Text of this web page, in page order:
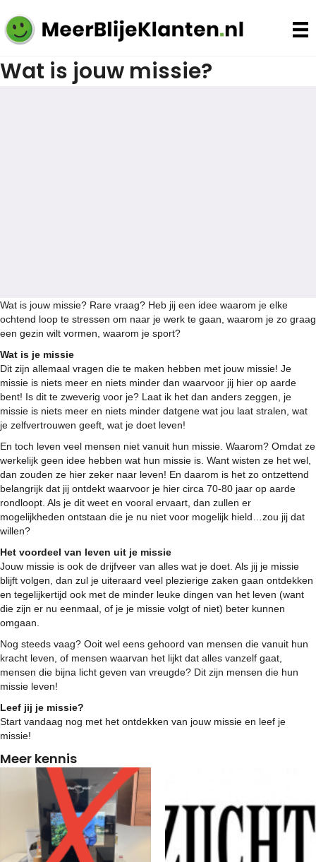
Wat is jouw missie?
Wat is jouw missie? Rare vraag? Heb jij een idee waarom je elke
ochtend loop te stressen om naar je werk te gaan, waarom je zo graag
een gezin wilt vormen, waarom je sport?
Wat is je missie
Dit zijn allemaal vragen die te maken hebben met jouw missie! Je
missie is niets meer en niets minder dan waarvoor jij hier op aarde
bent! Is dit te zweverig voor je? Laat ik het dan anders zeggen, je
missie is niets meer en niets minder datgene wat jou laat stralen, wat
je zelfvertrouwen geeft, wat je doet leven!
En toch leven veel mensen niet vanuit hun missie. Waarom? Omdat ze
werkelijk geen idee hebben wat hun missie is. Want wisten ze het wel,
dan zouden ze hier zeker naar leven! En daarom is het zo ontzettend
belangrijk dat jij ontdekt waarvoor je hier circa 70-80 jaar op aarde
rondloopt. Als je dit weet en vooral ervaart, dan zullen er
mogelijkheden ontstaan die je nu niet voor mogelijk hield…zou jij dat
willen?
Het voordeel van leven uit je missie
Jouw missie is ook de drijfveer van alles wat je doet. Als jij je missie
blijft volgen, dan zul je uiteraard veel plezierige zaken gaan ontdekken
en tegelijkertijd ook met de minder leuke dingen van het leven (want
die zijn er nu eenmaal, of je je missie volgt of niet) beter kunnen
omgaan.
Nog steeds vaag? Ooit wel eens gehoord van mensen die vanuit hun
kracht leven, of mensen waarvan het lijkt dat alles vanzelf gaat,
mensen die bijna licht geven van vreugde? Dit zijn mensen die hun
missie leven!
Leef jij je missie?
Start vandaag nog met het ontdekken van jouw missie en leef je
missie!
Meer kennis